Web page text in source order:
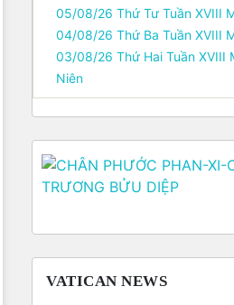
05/08/26 Thứ Tư Tuần XVIII
04/08/26 Thứ Ba Tuần XVIII
03/08/26 Thứ Hai Tuần XVIII
Niên
VATICAN NEWS